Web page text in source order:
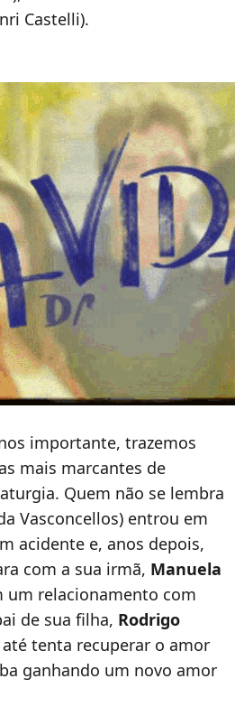
Castelli).
importante, trazemos
mais marcantes de
Quem não se lembra
Vasconcellos) entrou em
acidente e, anos depois,
com a sua irmã, Manuela
um relacionamento com
de sua filha, Rodrigo
até tenta recuperar o amor
ganhando um novo amor